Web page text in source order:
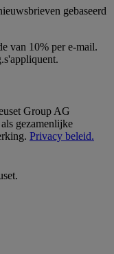
gebaseerd
van 10% per e-mail.
Group AG
gezamenlijke
Privacy beleid.